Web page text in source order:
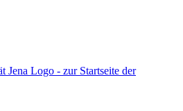
Jena Logo - zur Startseite der